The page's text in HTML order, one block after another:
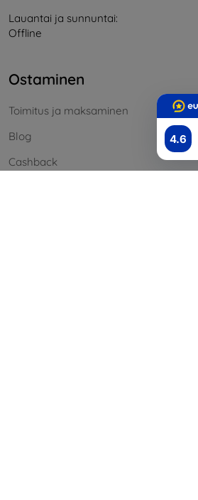
4.6
Lauantai ja sunnuntai:
Offline
Ostaminen
Toimitus ja maksaminen
Blog
Cashback